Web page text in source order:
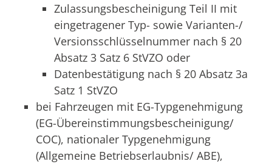
Zulassungsbescheinigung Teil II mit
eingetragener Typ- sowie Varianten-/
Versionsschlüsselnummer nach § 20
Absatz 3 Satz 6 StVZO oder
Datenbestätigung nach § 20 Absatz 3a
Satz 1 StVZO
bei Fahrzeugen mit EG-Typgenehmigung
(EG-Übereinstimmungsbescheinigung/
COC), nationaler Typgenehmigung
(Allgemeine Betriebserlaubnis/ ABE),